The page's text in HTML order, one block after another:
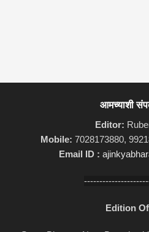
आमच्याशी
Editor:
Mobile: 7028173880,
Email ID :
Edition